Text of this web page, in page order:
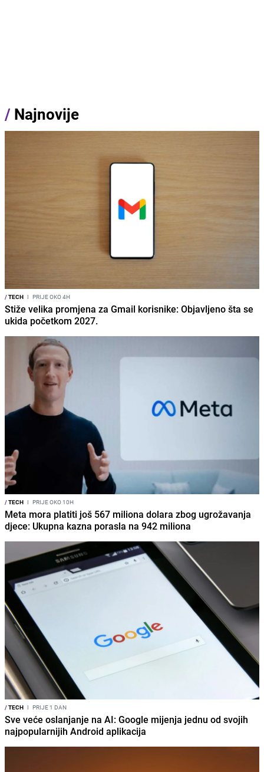
/ Najnovije
/TECH I PRIJE OKO 4H
Stiže velika promjena za Gmail korisnike: Objavljeno šta se
ukida početkom 2027.
/TECH I PRIJE OKO 10H
Meta mora platiti još 567 miliona dolara zbog ugrožavanja
djece: Ukupna kazna porasla na 942 miliona
/TECH I PRIJE 1 DAN
Sve veće oslanjanje na AI: Google mijenja jednu od svojih
najpopularnijih Android aplikacija